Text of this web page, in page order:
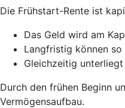
Die Frühstart-Rente ist
Das Geld wird am
Langfristig können
Gleichzeitig
Durch den frühen Beginn
Vermögensaufbau.